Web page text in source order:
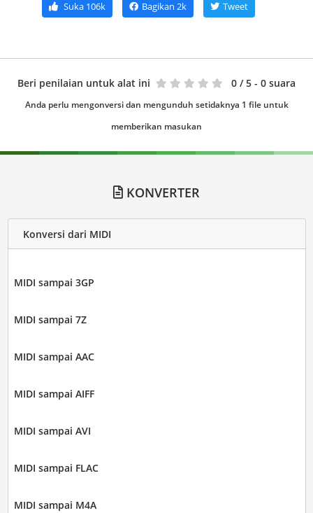
Suka106k Bagikan 2k Tweet
Beri penilaian untuk alat ini 0 / 5 - 0 suara
Anda perlu mengonversi dan mengunduh setidaknya 1 file untuk
memberikan masukan
KONVERTER
Konversi dari MIDI
MIDI sampai 3GP
MIDI sampai 7Z
MIDI sampai AAC
MIDI sampai AIFF
MIDI sampai AVI
MIDI sampai FLAC
MIDI sampai M4A